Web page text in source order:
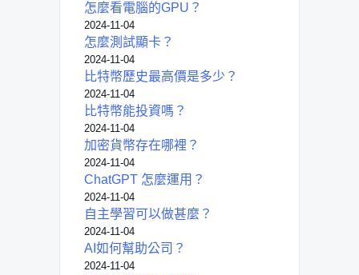
怎麼看電腦的GPU？
2024-11-04
怎麼測試顯卡？
2024-11-04
比特幣歷史最高價是多少？
2024-11-04
比特幣能投資嗎？
2024-11-04
加密貨幣存在哪裡？
2024-11-04
ChatGPT 怎麼運用？
2024-11-04
自主學習可以做甚麼？
2024-11-04
AI如何幫助公司？
2024-11-04